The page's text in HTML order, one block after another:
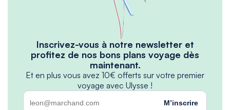
Inscrivez-vous à notre newsletter et
profitez de nos bons plans voyage dès
maintenant.
Et en plus vous avez 10€ offerts sur votre premier
voyage avec Ulysse !
M’inscrire